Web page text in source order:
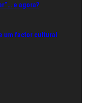
e agora?
um factor cultural